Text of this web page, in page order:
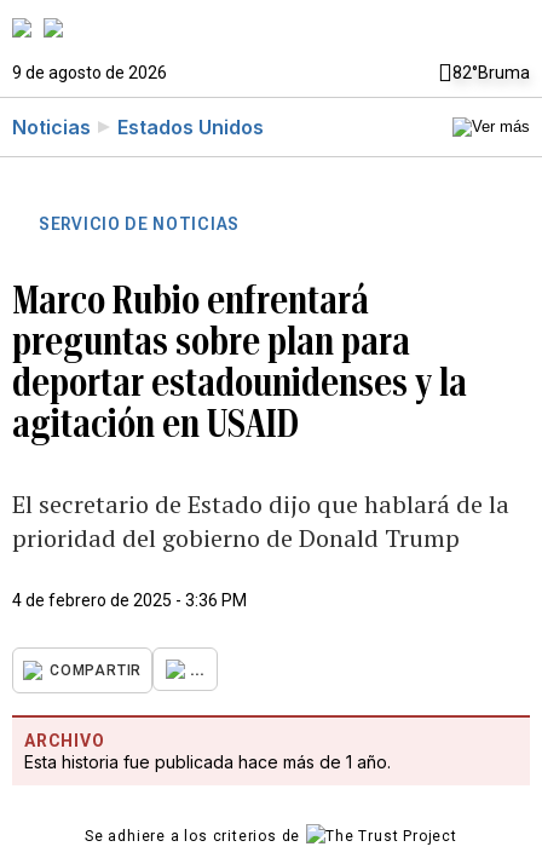
9 de agosto de 2026 82°Bruma
Noticias Estados Unidos
SERVICIO DE NOTICIAS
Marco Rubio enfrentará
preguntas sobre plan para
deportar estadounidenses y la
agitación en USAID
El secretario de Estado dijo que hablará de la
prioridad del gobierno de Donald Trump
4 de febrero de 2025 - 3:36 PM
COMPARTIR ...
ARCHIVO
Esta historia fue publicada hace más de 1 año.
Se adhiere a los criterios de